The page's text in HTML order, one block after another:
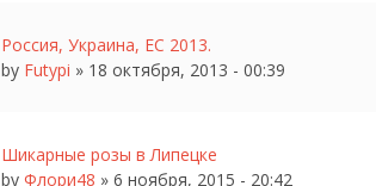
Россия, Украина, ЕС 2013.
by Futypi » 18 октября, 2013 - 00:39
Шикарные розы в Липецке
by Флори48 » 6 ноября, 2015 - 20:42